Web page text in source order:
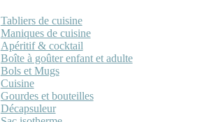
Tabliers de cuisine
Maniques de cuisine
Apéritif & cocktail
Boîte à goûter enfant et adulte
Bols et Mugs
Cuisine
Gourdes et bouteilles
Décapsuleur